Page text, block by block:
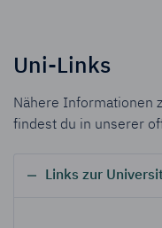
Uni-Links
Nähere Informationen
findest du in unserer
Links zur